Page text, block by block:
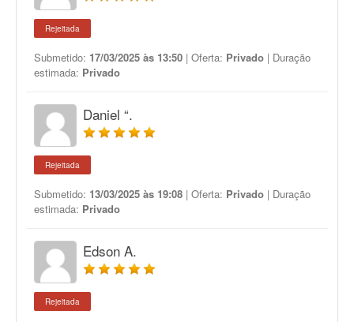
Rejeitada
Submetido: 17/03/2025 às 13:50 | Oferta: Privado | Duração
estimada: Privado
Daniel “.
Rejeitada
Submetido: 13/03/2025 às 19:08 | Oferta: Privado | Duração
estimada: Privado
Edson A.
Rejeitada